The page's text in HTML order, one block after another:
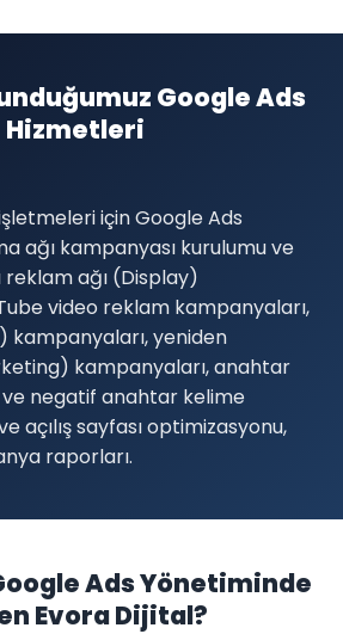
Google Ads
Hizmetleri
için Google Ads
ağı kampanyası kurulumu ve
ağı (Display)
video reklam kampanyaları,
kampanyaları, yeniden
kampanyaları, anahtar
ve negatif anahtar kelime
açılış sayfası optimizasyonu,
raporları.
Ads Yönetiminde
Evora Dijital?